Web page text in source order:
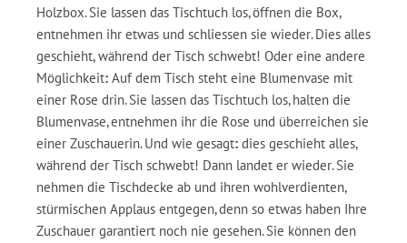
Holzbox. Sie lassen das Tischtuch los, öffnen die Box,
entnehmen ihr etwas und schliessen sie wieder. Dies alles
geschieht, während der Tisch schwebt! Oder eine andere
Möglichkeit: Auf dem Tisch steht eine Blumenvase mit
einer Rose drin. Sie lassen das Tischtuch los, halten die
Blumenvase, entnehmen ihr die Rose und überreichen sie
einer Zuschauerin. Und wie gesagt: dies geschieht alles,
während der Tisch schwebt! Dann landet er wieder. Sie
nehmen die Tischdecke ab und ihren wohlverdienten,
stürmischen Applaus entgegen, denn so etwas haben Ihre
Zuschauer garantiert noch nie gesehen. Sie können den